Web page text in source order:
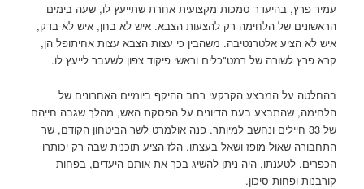
עמיר פרץ, בהיעדר סמכות מקצועית אחרת שתייעץ לו, שעה בימים
הראשונים של הלחימה רק להצעות הצבא. איש לא בחן, איש לא בדק,
איש לא הציע אלטרנטיבה. משהבין כי עצות הצבא עצות אחיתופל הן,
קרא פרץ לשורה של רמט"כלים וראשי פיקוד צפון לשעבר לייעץ לו.
בהחלטה על המבצע הקרקעי רחב ההיקף ביומיים האחרונים של
הלחימה, שהתבצע בעת הדיונים על הפסקת האש, מהלך שגבה חייהם
של 33 חיילים ונחשב למיותר. פנה אולמרט לשר הביטחון הקודם, שר
התחבורה שאול מופז ושאל בעצתו. הלז הציע תוכנית שבה רק יכותרו
הכפרים. לטענתו, היה ניתן להשיג בכך את אותם היעדים, בפחות
קורבנות ופחות סיכון.